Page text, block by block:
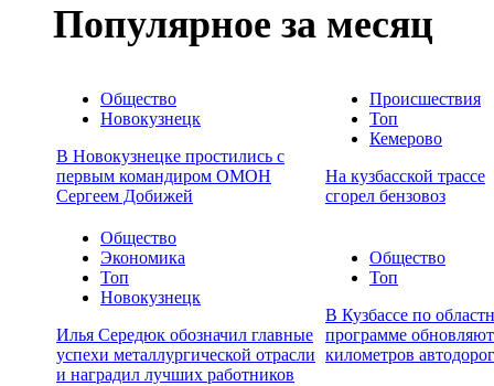
Популярное за месяц
Общество
Новокузнецк
В Новокузнецке простились с
первым командиром ОМОН
Сергеем Добижей
Происшествия
Топ
Кемерово
На кузбасской трассе
сгорел бензовоз
Общество
Экономика
Топ
Новокузнецк
Илья Середюк обозначил главные
успехи металлургической отрасли
и наградил лучших работников
Общество
Топ
В Кузбассе по
программе
километров автодорог